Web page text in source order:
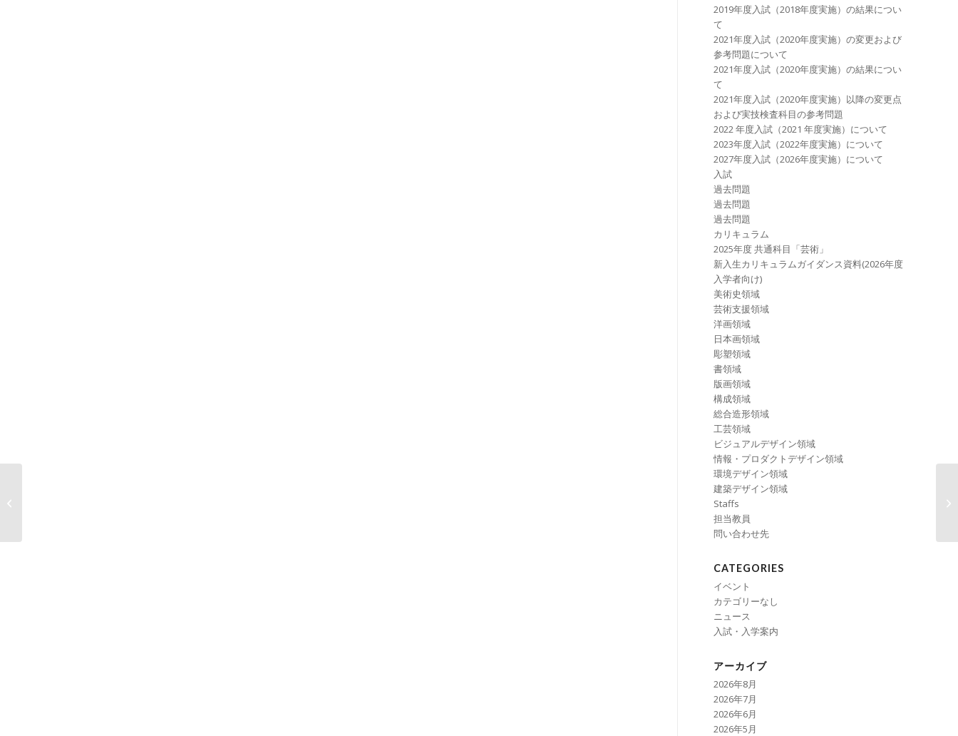
2019年度入試（2018年度実施）の結果につい
て
2021年度入試（2020年度実施）の変更および
参考問題について
2021年度入試（2020年度実施）の結果につい
て
2021年度入試（2020年度実施）以降の変更点
および実技検査科目の参考問題
2022 年度⼊試（2021 年度実施）について
2023年度⼊試（2022年度実施）について
2027年度⼊試（2026年度実施）について
入試
過去問題
過去問題
過去問題
カリキュラム
2025年度 共通科目「芸術」
新入生カリキュラムガイダンス資料(2026年度
入学者向け)
美術史領域
芸術支援領域
洋画領域
日本画領域
彫塑領域
書領域
版画領域
構成領域
総合造形領域
工芸領域
ビジュアルデザイン領域
情報・プロダクトデザイン領域
環境デザイン領域
建築デザイン領域
Staffs
担当教員
問い合わせ先
CATEGORIES
イベント
カテゴリーなし
ニュース
入試・入学案内
アーカイブ
2026年8月
2026年7月
2026年6月
2026年5月